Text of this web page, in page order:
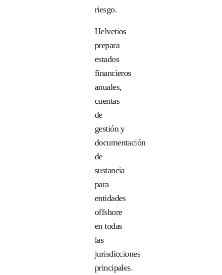
riesgo.
Helvetios
prepara
estados
financieros
anuales,
cuentas
de
gestión y
documentación
de
sustancia
para
entidades
offshore
en todas
las
jurisdicciones
principales.